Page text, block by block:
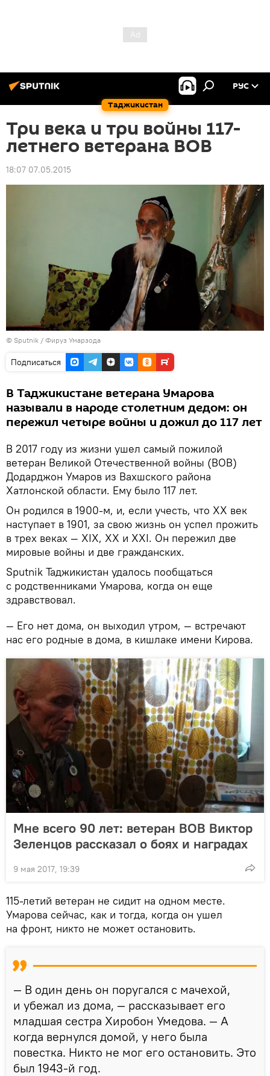
Таджикистан
РУС
Три века и три войны 117-
летнего ветерана ВОВ
18:07 07.05.2015
© Sputnik / Фируз Умарзода
Подписаться
В Таджикистане ветерана Умарова
называли в народе столетним дедом: он
пережил четыре войны и дожил до 117 лет
В 2017 году из жизни ушел самый пожилой
ветеран Великой Отечественной войны (ВОВ)
Додарджон Умаров из Вахшского района
Хатлонской области. Ему было 117 лет.
Он родился в 1900-м, и, если учесть, что XX век
наступает в 1901, за свою жизнь он успел прожить
в трех веках — XIX, XX и XXI. Он пережил две
мировые войны и две гражданских.
Sputnik Таджикистан удалось пообщаться
с родственниками Умарова, когда он еще
здравствовал.
— Его нет дома, он выходил утром, — встречают
нас его родные в дома, в кишлаке имени Кирова.
Мне всего 90 лет: ветеран ВОВ Виктор
Зеленцов рассказал о боях и наградах
9 мая 2017, 19:39
115-летий ветеран не сидит на одном месте.
Умарова сейчас, как и тогда, когда он ушел
на фронт, никто не может остановить.
— В один день он поругался с мачехой,
и убежал из дома, — рассказывает его
младшая сестра Хиробон Умедова. — А
когда вернулся домой, у него была
повестка. Никто не мог его остановить. Это
был 1943-й год.